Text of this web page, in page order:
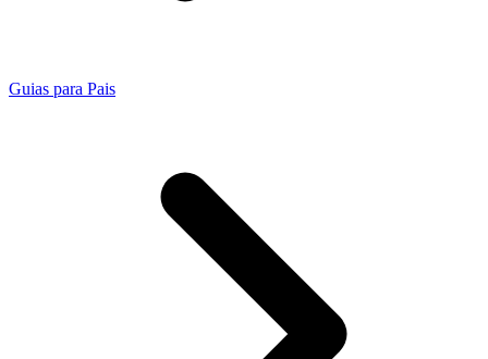
Guias para Pais